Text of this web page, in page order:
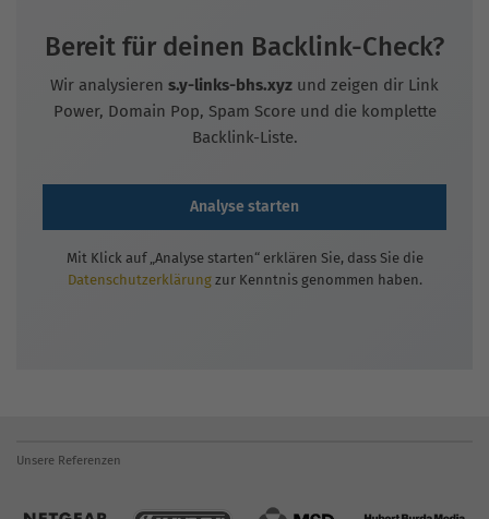
Bereit für deinen Backlink-Check?
Wir analysieren s.y-links-bhs.xyz und zeigen dir Link
Power, Domain Pop, Spam Score und die komplette
Backlink-Liste.
Analyse starten
Mit Klick auf „Analyse starten“ erklären Sie, dass Sie die
Datenschutzerklärungzur Kenntnis genommen haben.
Unsere Referenzen